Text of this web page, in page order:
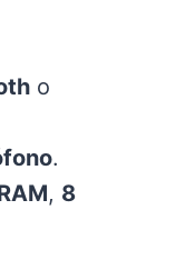
o
.
, 8